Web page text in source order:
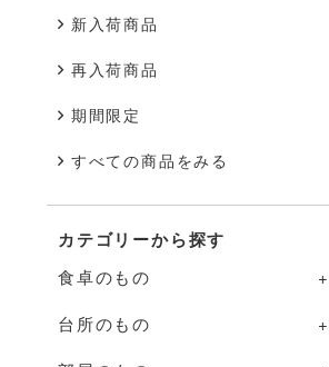
新入荷商品
再入荷商品
期間限定
すべての商品をみる
カテゴリーから探す
食卓のもの
食卓のものの一覧
台所のもの